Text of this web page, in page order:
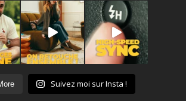
Suivez moi sur Insta !